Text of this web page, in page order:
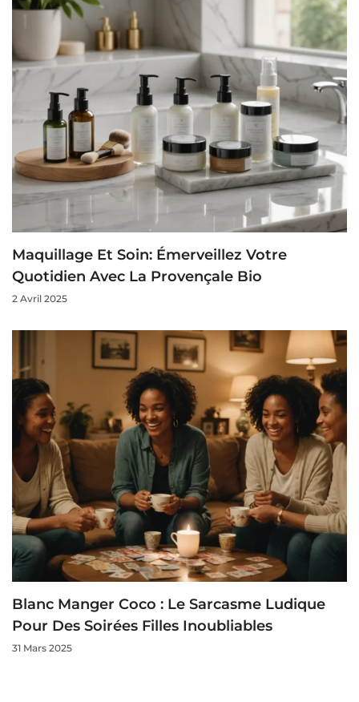
Maquillage Et Soin: Émerveillez Votre
Quotidien Avec La Provençale Bio
2 Avril 2025
Blanc Manger Coco : Le Sarcasme Ludique
Pour Des Soirées Filles Inoubliables
31 Mars 2025